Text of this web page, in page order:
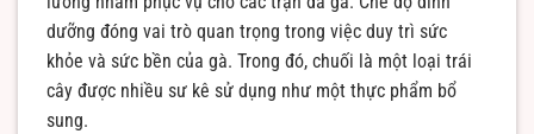
dưỡng đóng vai trò quan trọng trong việc duy trì sức
khỏe và sức bền của gà. Trong đó, chuối là một loại trái
cây được nhiều sư kê sử dụng như một thực phẩm bổ
sung.